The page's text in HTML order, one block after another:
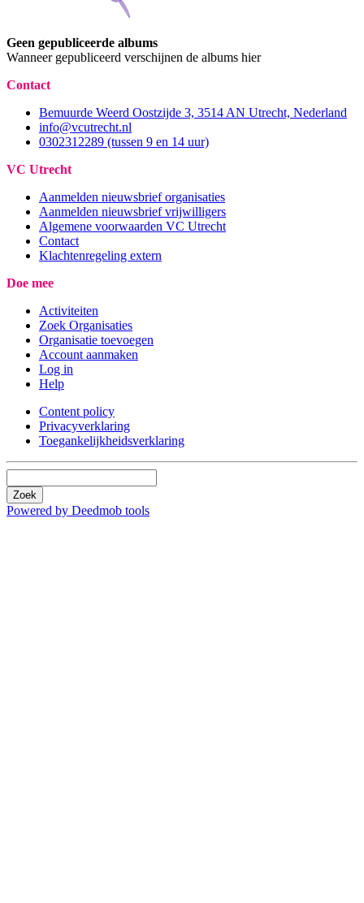
Geen gepubliceerde albums
Wanneer gepubliceerd verschijnen de albums hier
Contact
Bemuurde Weerd Oostzijde 3, 3514 AN Utrecht, Nederland
info@vcutrecht.nl
0302312289 (tussen 9 en 14 uur)
VC Utrecht
Aanmelden nieuwsbrief organisaties
Aanmelden nieuwsbrief vrijwilligers
Algemene voorwaarden VC Utrecht
Contact
Klachtenregeling extern
Doe mee
Activiteiten
Zoek Organisaties
Organisatie toevoegen
Account aanmaken
Log in
Help
Content policy
Privacyverklaring
Toegankelijkheidsverklaring
Zoek
Powered by Deedmob tools